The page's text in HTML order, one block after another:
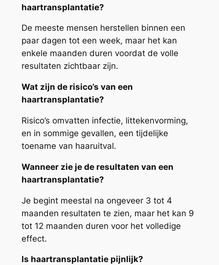
haartransplantatie?
De meeste mensen herstellen binnen een
paar dagen tot een week, maar het kan
enkele maanden duren voordat de volle
resultaten zichtbaar zijn.
Wat zijn de risico’s van een
haartransplantatie?
Risico’s omvatten infectie, littekenvorming,
en in sommige gevallen, een tijdelijke
toename van haaruitval.
Wanneer zie je de resultaten van een
haartransplantatie?
Je begint meestal na ongeveer 3 tot 4
maanden resultaten te zien, maar het kan 9
tot 12 maanden duren voor het volledige
effect.
Is haartransplantatie pijnlijk?